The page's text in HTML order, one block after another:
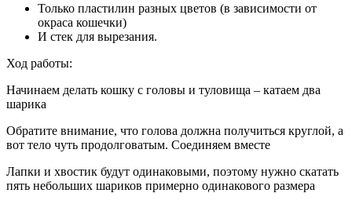
Только пластилин разных цветов (в зависимости от
окраса кошечки)
И стек для вырезания.
Ход работы:
Начинаем делать кошку с головы и туловища – катаем два
шарика
Обратите внимание, что голова должна получиться круглой, а
вот тело чуть продолговатым. Соединяем вместе
Лапки и хвостик будут одинаковыми, поэтому нужно скатать
пять небольших шариков примерно одинакового размера